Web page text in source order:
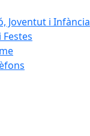
Joventut i Infància